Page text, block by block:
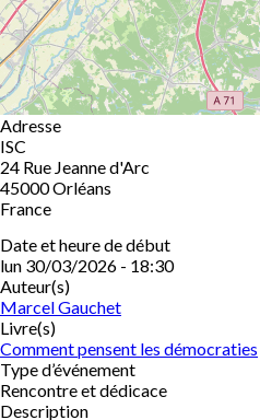
Adresse
ISC
24 Rue Jeanne d'Arc
45000Orléans
France
Date et heure de début
lun 30/03/2026 - 18:30
Auteur(s)
Marcel Gauchet
Livre(s)
Comment pensent les démocraties
Type d’événement
Rencontre et dédicace
Description